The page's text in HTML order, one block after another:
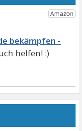
bekämpfen -